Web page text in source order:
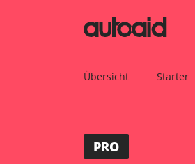
Übersicht Starter
PRO